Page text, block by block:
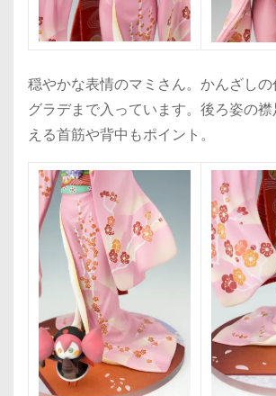
穏やかな表情のマミさん。かんざしの
グラデまで入っています。後ろ姿の
える首筋や背中もポイント。